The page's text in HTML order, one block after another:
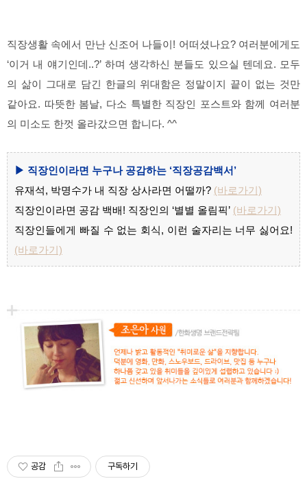
직장생활 속에서 만난 신조어 나들이! 어떠셨나요? 여러분에게도
‘이거 내 얘기인데..?’ 하며 생각하신 분들도 있으실 텐데요. 모두
의 삶이 그대로 담긴 한글의 위대함은 정말이지 끝이 없는 것만
같아요. 따뜻한 봄날, 다소 특별한 직장인 포스트와 함께 여러분
의 미소도 한껏 올라갔으면 합니다. ^^
▶ 직장인이라면 누구나 공감하는 ‘직장공감백서’
유재석, 박명수가 내 직장 상사라면 어떨까? (바로가기)
직장인이라면 공감 백배! 직장인의 ‘별별 올림픽’ (바로가기)
직장인들에게 빠질 수 없는 회식, 이런 술자리는 너무 싫어요!
(바로가기)
공감 구독하기